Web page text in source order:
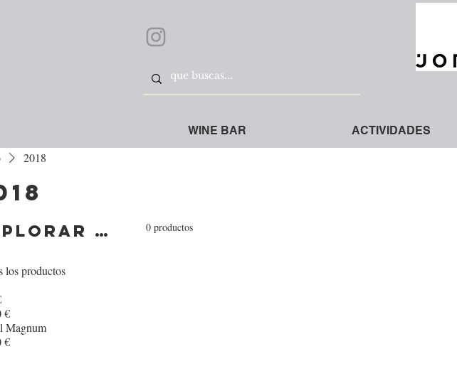
WINE BAR ACTIVIDADES
2018
Explorar por
los productos
€
Magnum
€
0 productos